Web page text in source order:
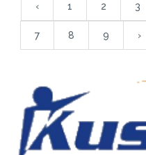
‹ 1 2 3
7 8 9 ›